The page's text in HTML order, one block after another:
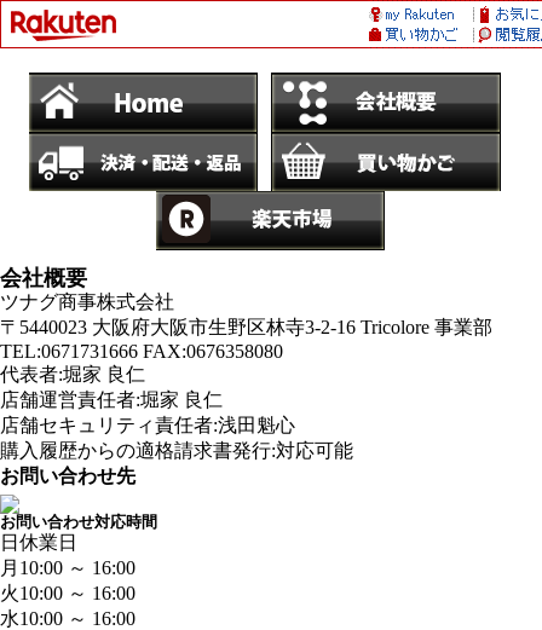
会社概要
ツナグ商事株式会社
〒5440023 大阪府大阪市生野区林寺3-2-16 Tricolore 事業部
TEL:0671731666 FAX:0676358080
代表者:堀家 良仁
店舗運営責任者:堀家 良仁
店舗セキュリティ責任者:浅田魁心
購入履歴からの適格請求書発行:対応可能
お問い合わせ先
お問い合わせ対応時間
日 休業日
月 10:00 ～ 16:00
火10:00 ～ 16:00
水10:00 ～ 16:00